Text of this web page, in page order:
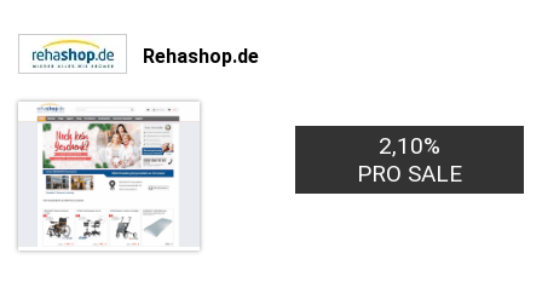
Rehashop.de
2,10%
PRO SALE